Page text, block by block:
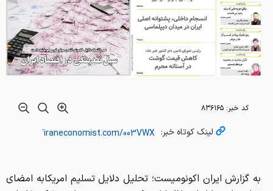
کد خبر: ۸۳۶۱۶۵
لینک کوتاه خبر:
به گزارش ایران اکونومیست؛ تحلیل دلایل تسلیم امریکابه امضای